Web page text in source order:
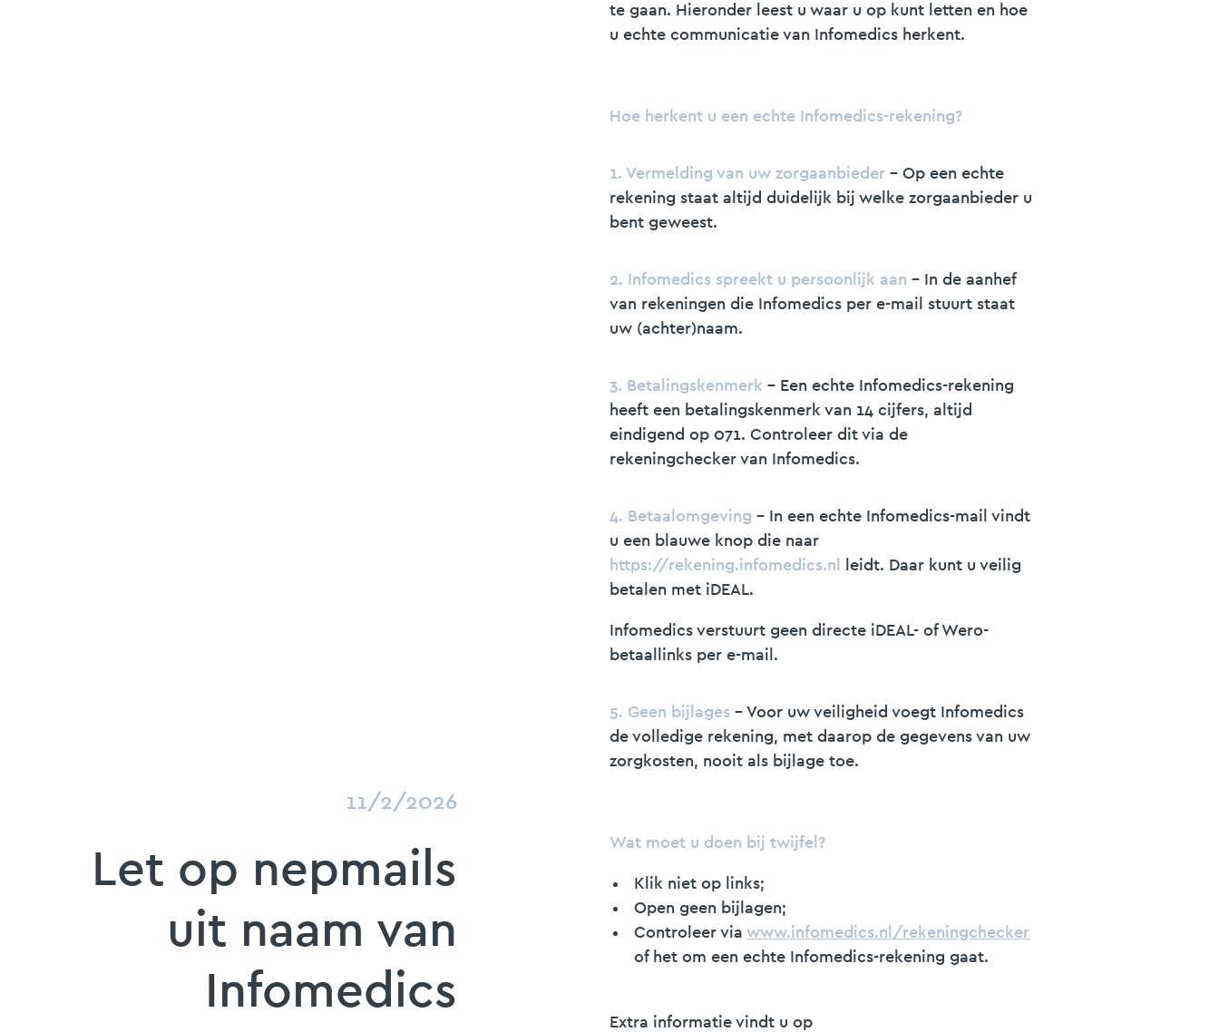
11/2/2026
Let op nepmails
uit naam van
Infomedics
te gaan. Hieronder leest u waar u op kunt letten en hoe
u echte communicatie van Infomedics herkent.
Hoe herkent u een echte Infomedics-rekening?
1. Vermelding van uw zorgaanbieder - Op een echte
rekening staat altijd duidelijk bij welke zorgaanbieder u
bent geweest.
2. Infomedics spreekt u persoonlijk aan - In de aanhef
van rekeningen die Infomedics per e-mail stuurt staat
uw (achter)naam.
3. Betalingskenmerk - Een echte Infomedics-rekening
heeft een betalingskenmerk van 14 cijfers, altijd
eindigend op 071. Controleer dit via de
rekeningchecker van Infomedics.
4. Betaalomgeving - In een echte Infomedics-mail vindt
u een blauwe knop die naar
https://rekening.infomedics.nl
leidt. Daar kunt u veilig
betalen met iDEAL.
Infomedics verstuurt geen directe iDEAL- of Wero-
betaallinks per e-mail.
5. Geen bijlages - Voor uw veiligheid voegt Infomedics
de volledige rekening, met daarop de gegevens van uw
zorgkosten, nooit als bijlage toe.
Wat moet u doen bij twijfel?
Klik niet op links;
Open geen bijlagen;
Controleer via www.infomedics.nl/rekeningchecker
of het om een echte Infomedics-rekening gaat.
Extra informatie vindt u op